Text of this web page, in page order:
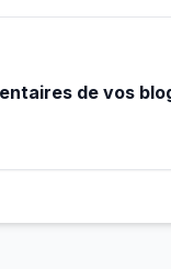
de vos